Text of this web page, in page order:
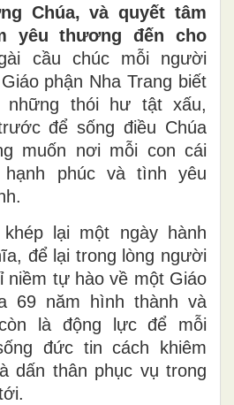
Chúa, và quyết tâm
yêu thương đến cho
cầu chúc mỗi người
phận Nha Trang biết
thói hư tật xấu,
để sống điều Chúa
muốn nơi mỗi con cái
hạnh phúc và tình yêu
lại một ngày hành
để lại trong lòng người
niềm tự hào về một Giáo
69 năm hình thành và
là động lực để mỗi
đức tin cách khiêm
dấn thân phục vụ trong